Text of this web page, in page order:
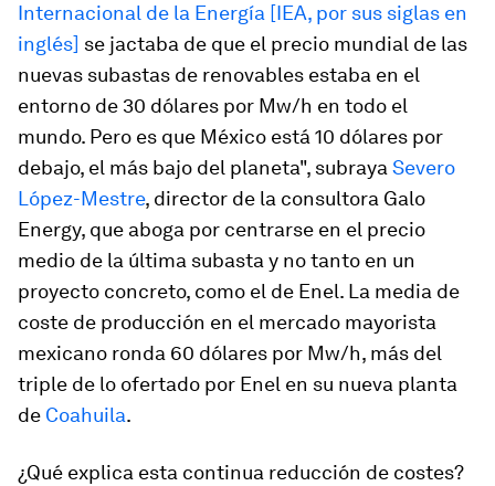
Internacional de la Energía [IEA, por sus siglas en
inglés] se jactaba de que el precio mundial de las
nuevas subastas de renovables estaba en el
entorno de 30 dólares por Mw/h en todo el
mundo. Pero es que México está 10 dólares por
debajo, el más bajo del planeta", subraya Severo
López-Mestre, director de la consultora Galo
Energy, que aboga por centrarse en el precio
medio de la última subasta y no tanto en un
proyecto concreto, como el de Enel. La media de
coste de producción en el mercado mayorista
mexicano ronda 60 dólares por Mw/h, más del
triple de lo ofertado por Enel en su nueva planta
de Coahuila.
¿Qué explica esta continua reducción de costes?